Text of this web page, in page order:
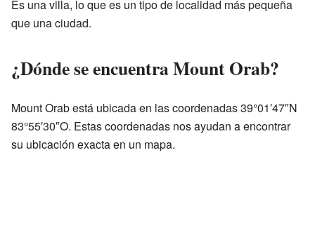
Es una villa, lo que es un tipo de localidad más pequeña
que una ciudad.
¿Dónde se encuentra Mount Orab?
Mount Orab está ubicada en las coordenadas 39°01′47″N
83°55′30″O. Estas coordenadas nos ayudan a encontrar
su ubicación exacta en un mapa.